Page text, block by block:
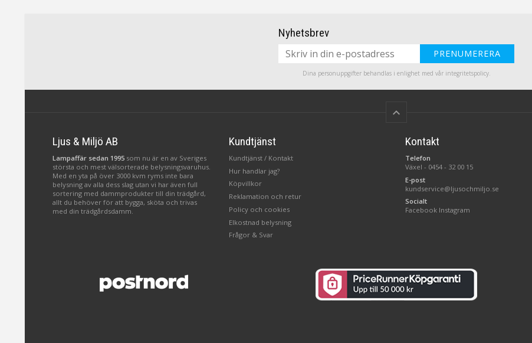
Nyhetsbrev
PRENUMERERA
Dina personuppgifter behandlas i enlighet med vår integritetspolicy.
keyboard_arrow_up
Ljus & Miljö AB
Lampaffär sedan 1995 som nu är en av Sveriges
största och mest välsorterade belysningsvaruhus.
Med en yta på över 3000 kvm ryms inte bara
belysning av alla dess slag utan vi har även full
sortering med dammprodukter till din trädgård,
allt du behöver för att bygga, sköta och trivas
med din trädgårdsdamm.
Kundtjänst
Kundtjänst / Kontakt
Hur handlar jag?
Köpvillkor
Reklamation och retur
Policy och cookies
Elkostnad belysning
Frågor & Svar
Kontakt
Telefon
Växel - 0454 - 32 00 15
E-post
kundservice@ljusochmiljo.se
Socialt
Facebook Instagram